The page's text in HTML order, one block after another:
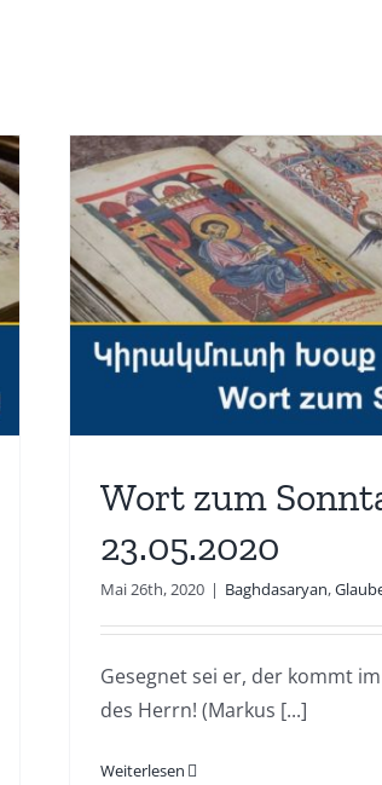
Wort zum
23.05.2020
Mai 26th, 2020 | Baghdasaryan,
Gesegnet sei er, der kommt
des Herrn! (Markus [...]
Weiterlesen